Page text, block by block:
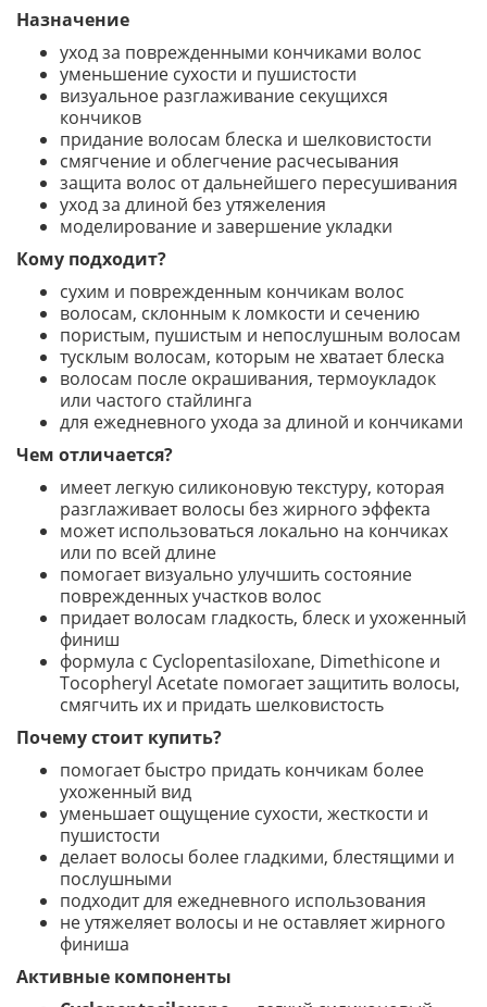
Назначение
уход за поврежденными кончиками волос
уменьшение сухости и пушистости
визуальное разглаживание секущихся
кончиков
придание волосам блеска и шелковистости
смягчение и облегчение расчесывания
защита волос от дальнейшего пересушивания
уход за длиной без утяжеления
моделирование и завершение укладки
Кому подходит?
сухим и поврежденным кончикам волос
волосам, склонным к ломкости и сечению
пористым, пушистым и непослушным волосам
тусклым волосам, которым не хватает блеска
волосам после окрашивания, термоукладок
или частого стайлинга
для ежедневного ухода за длиной и кончиками
Чем отличается?
имеет легкую силиконовую текстуру, которая
разглаживает волосы без жирного эффекта
может использоваться локально на кончиках
или по всей длине
помогает визуально улучшить состояние
поврежденных участков волос
придает волосам гладкость, блеск и ухоженный
финиш
формула с Cyclopentasiloxane, Dimethicone и
Tocopheryl Acetate помогает защитить волосы,
смягчить их и придать шелковистость
Почему стоит купить?
помогает быстро придать кончикам более
ухоженный вид
уменьшает ощущение сухости, жесткости и
пушистости
делает волосы более гладкими, блестящими и
послушными
подходит для ежедневного использования
не утяжеляет волосы и не оставляет жирного
финиша
Активные компоненты